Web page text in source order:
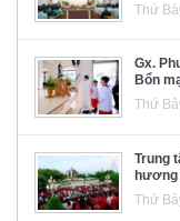
Thứ
Gx.
Bổn
Thứ
Trung
hương
Thứ